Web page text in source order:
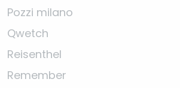
Pozzi milano
Qwetch
Reisenthel
Remember